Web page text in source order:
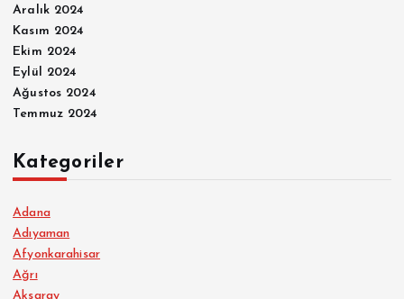
Aralık 2024
Kasım 2024
Ekim 2024
Eylül 2024
Ağustos 2024
Temmuz 2024
Kategoriler
Adana
Adıyaman
Afyonkarahisar
Ağrı
Aksaray